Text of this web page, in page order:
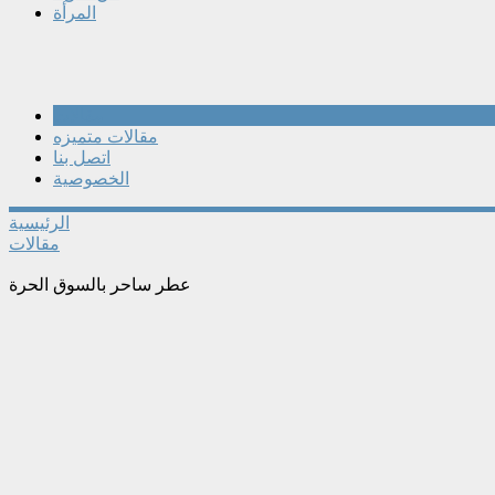
المرأة
مقالات متميزه
اتصل بنا
الخصوصية
الرئيسية
مقالات
عطر ساحر بالسوق الحرة